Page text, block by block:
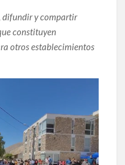
difundir y compartir
constituyen
otros establecimientos